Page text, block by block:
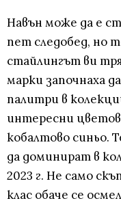
Навън може да е
пет следобед, но
стайлингът ви
марки започнаха
палитри в
интересни
кобалтово синьо.
да доминират в
2023 г. Не само
клас обаче се